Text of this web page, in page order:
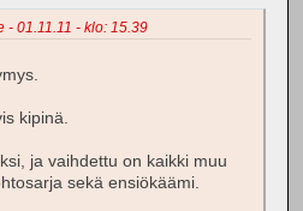
- 01.11.11 - klo: 15.39
kipinä.
ja vaihdettu on kaikki muu
sekä ensiökäämi.